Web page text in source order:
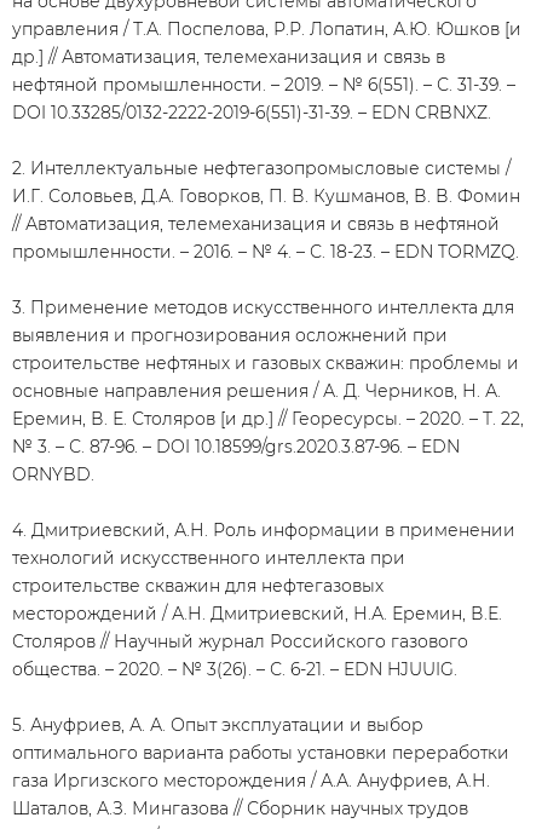
управления / Т.А. Поспелова, Р.Р. Лопатин, А.Ю. Юшков [и
др.] // Автоматизация, телемеханизация и связь в
нефтяной промышленности. – 2019. – № 6(551). – С. 31-39. –
DOI 10.33285/0132-2222-2019-6(551)-31-39. – EDN CRBNXZ.
2. Интеллектуальные нефтегазопромысловые системы /
И.Г. Соловьев, Д.А. Говорков, П. В. Кушманов, В. В. Фомин
// Автоматизация, телемеханизация и связь в нефтяной
промышленности. – 2016. – № 4. – С. 18-23. – EDN TORMZQ.
3. Применение методов искусственного интеллекта для
выявления и прогнозирования осложнений при
строительстве нефтяных и газовых скважин: проблемы и
основные направления решения / А. Д. Черников, Н. А.
Еремин, В. Е. Столяров [и др.] // Георесурсы. – 2020. – Т. 22,
№ 3. – С. 87-96. – DOI 10.18599/grs.2020.3.87-96. – EDN
ORNYBD.
4. Дмитриевский, А.Н. Роль информации в применении
технологий искусственного интеллекта при
строительстве скважин для нефтегазовых
месторождений / А.Н. Дмитриевский, Н.А. Еремин, В.Е.
Столяров // Научный журнал Российского газового
общества. – 2020. – № 3(26). – С. 6-21. – EDN HJUUIG.
5. Ануфриев, А. А. Опыт эксплуатации и выбор
оптимального варианта работы установки переработки
газа Иргизского месторождения / А.А. Ануфриев, А.Н.
Шаталов, А.З. Мингазова // Сборник научных трудов